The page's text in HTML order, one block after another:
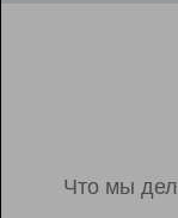
Что мы